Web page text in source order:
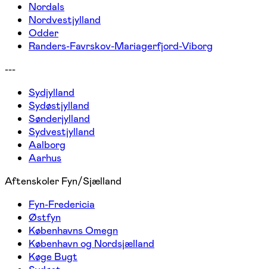
Nordals
Nordvestjylland
Odder
Randers-Favrskov-Mariagerfjord-Viborg
---
Sydjylland
Sydøstjylland
Sønderjylland
Sydvestjylland
Aalborg
Aarhus
Aftenskoler Fyn/Sjælland
Fyn-Fredericia
Østfyn
Københavns Omegn
København og Nordsjælland
Køge Bugt